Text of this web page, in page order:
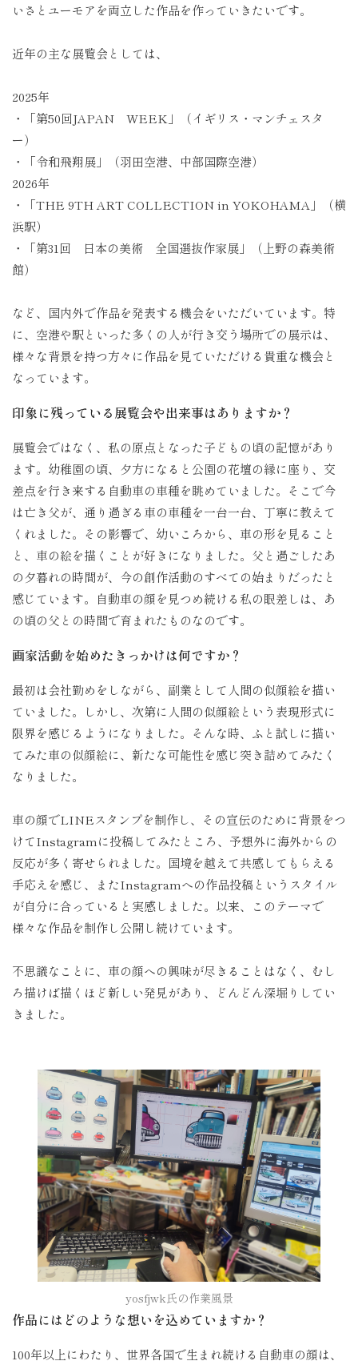
いさとユーモアを両立した作品を作っていきたいです。
近年の主な展覧会としては、
2025年
・「第50回JAPAN WEEK 」（イギリス・マンチェスタ
ー）
・「令和飛翔展」（羽田空港、中部国際空港）
2026年
・「THE 9TH ART COLLECTION in YOKOHAMA 」（横
浜駅）
・「第31回 日本の美術 全国選抜作家展」（上野の森美術
館）
など、国内外で作品を発表する機会をいただいています。特
に、空港や駅といった多くの人が行き交う場所での展示は、
様々な背景を持つ方々に作品を見ていただける貴重な機会と
なっています。
印象に残っている展覧会や出来事はありますか？
展覧会ではなく、私の原点となった子どもの頃の記憶があり
ます。幼稚園の頃、夕方になると公園の花壇の縁に座り、交
差点を行き来する自動車の車種を眺めていました。そこで今
は亡き父が、通り過ぎる車の車種を一台一台、丁寧に教えて
くれました。その影響で、幼いころから、車の形を見ること
と、車の絵を描くことが好きになりました。父と過ごしたあ
の夕暮れの時間が、今の創作活動のすべての始まりだったと
感じています。自動車の顔を見つめ続ける私の眼差しは、あ
の頃の父との時間で育まれたものなのです。
yosfjwk氏の作業風景
画家活動を始めたきっかけは何ですか？
最初は会社勤めをしながら、副業として人間の似顔絵を描い
ていました。しかし、次第に人間の似顔絵という表現形式に
限界を感じるようになりました。そんな時、ふと試しに描い
てみた車の似顔絵に、新たな可能性を感じ突き詰めてみたく
なりました。
車の顔でLINEスタンプを制作し、その宣伝のために背景をつ
けてInstagramに投稿してみたところ、予想外に海外からの
反応が多く寄せられました。国境を越えて共感してもらえる
手応えを感じ、またInstagramへの作品投稿というスタイル
が自分に合っていると実感しました。以来、このテーマで
様々な作品を制作し公開し続けています。
不思議なことに、車の顔への興味が尽きることはなく、むし
ろ描けば描くほど新しい発見があり、どんどん深堀りしてい
きました。
作品にはどのような想いを込めていますか？
100年以上にわたり、世界各国で生まれ続ける自動車の顔は、